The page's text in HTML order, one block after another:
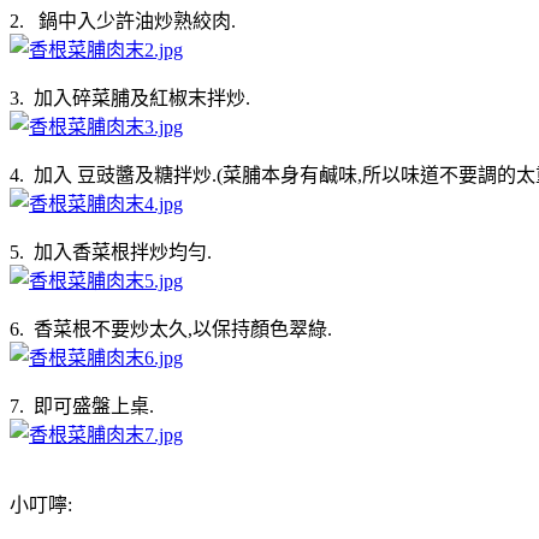
2. 鍋中入少許油炒熟絞肉.
3. 加入碎菜脯及紅椒末拌炒.
4. 加入 豆豉醬及糖拌炒.(菜脯本身有鹹味,所以味道不要調的太
5. 加入香菜根拌炒均勻.
6. 香菜根不要炒太久,以保持顏色翠綠.
7. 即可盛盤上桌.
小叮嚀: